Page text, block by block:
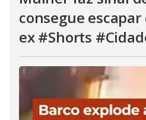
consegue escapar
ex #Shorts